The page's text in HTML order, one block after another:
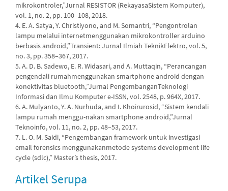
mikrokontroler,”Jurnal RESISTOR (RekayasaSistem Komputer),
vol. 1, no. 2, pp. 100–108, 2018.
4. E. A. Satya, Y. Christiyono, and M. Somantri, “Pengontrolan
lampu melalui internetmenggunakan mikrokontroller arduino
berbasis android,”Transient: Jurnal Ilmiah TeknikElektro, vol. 5,
no. 3, pp. 358–367, 2017.
5. A. D. B. Sadewo, E. R. Widasari, and A. Muttaqin, “Perancangan
pengendali rumahmenggunakan smartphone android dengan
konektivitas bluetooth,”Jurnal PengembanganTeknologi
Informasi dan Ilmu Komputer e-ISSN, vol. 2548, p. 964X, 2017.
6. A. Mulyanto, Y. A. Nurhuda, and I. Khoirurosid, “Sistem kendali
lampu rumah menggu-nakan smartphone android,”Jurnal
Teknoinfo, vol. 11, no. 2, pp. 48–53, 2017.
7. L. O. M. Saidi, “Pengembangan framework untuk investigasi
email forensics menggunakanmetode systems development life
cycle (sdlc),” Master’s thesis, 2017.
Artikel Serupa